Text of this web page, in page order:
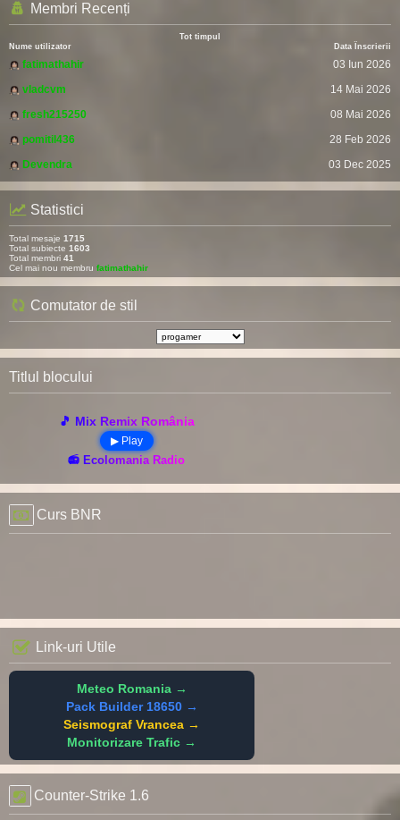
Membri Recenți
Tot timpul
Nume utilizator
Data Înscrierii
fatimathahir
03 Iun 2026
vladcvm
14 Mai 2026
fresh215250
08 Mai 2026
pomitil436
28 Feb 2026
Devendra
03 Dec 2025
Statistici
Total mesaje 1715
Total subiecte 1603
Total membri 41
Cel mai nou membru fatimathahir
Comutator de stil
Titlul blocului
🎵 Mix Remix România
▶ Play
📻 Ecolomania Radio
Curs BNR
Link-uri Utile
Meteo Romania →
Pack Builder 18650 →
Seismograf Vrancea →
Monitorizare Trafic →
Counter-Strike 1.6